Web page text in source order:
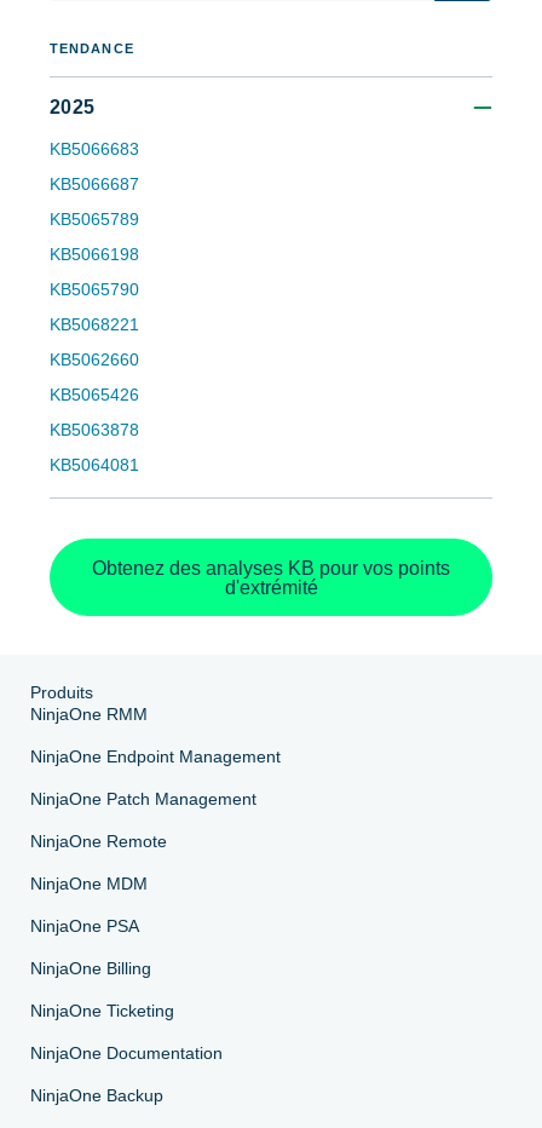
TENDANCE
2025
KB5066683
KB5066687
KB5065789
KB5066198
KB5065790
KB5068221
KB5062660
KB5065426
KB5063878
KB5064081
Obtenez des analyses KB pour vos points
d'extrémité
Commencez avec les analyses de KB
pilotées par l'IA de NinjaOne !
name*
Business
number*
Pays
Produits
NinjaOne RMM
NinjaOne Endpoint Management
NinjaOne Patch Management
NinjaOne Remote
NinjaOne MDM
NinjaOne PSA
NinjaOne Billing
NinjaOne Ticketing
NinjaOne Documentation
NinjaOne Backup